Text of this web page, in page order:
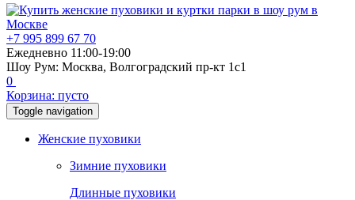
+7 995 899 67 70
Ежедневно 11:00-19:00
Шоу Рум: Москва, Волгоградский пр-кт 1с1
0
Корзина: пусто
Toggle navigation
Женские пуховики
Зимние пуховики
Длинные пуховики